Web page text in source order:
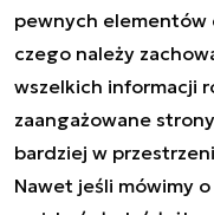
pewnych elementów
czego należy
wszelkich informacji
zaangażowane
bardziej w
Nawet jeśli mówimy